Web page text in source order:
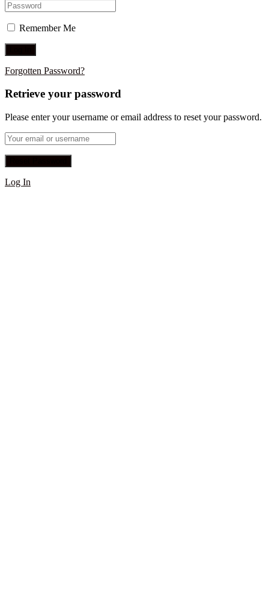
Remember Me
Forgotten Password?
Retrieve your password
Please enter your username or email address to reset your password.
Log In